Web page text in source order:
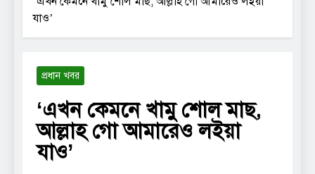
যাও’
প্রধান খবর
‘এখন কেমনে খামু শোল মাছ,
আল্লাহ গো আমারেও লইয়া
যাও’